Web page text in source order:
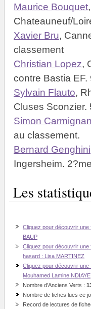
Maurice Bouquet
Chateauneuf/
Xavier Bru,
classement
Christian Lopez,
contre Bastia
Sylvain Flauto,
Cluses Sconzier.
Simon
au classement.
Bernard Genghini
Ingersheim.
Les
Cliquez pour découvrir une
BAUP
Cliquez pour découvrir une
hasard : Lisa MARTINEZ
Cliquez pour découvrir une
Mouhamed Lamine NDIAYE
Nombre d'Anciens Verts :
Nombre de fiches lues ce
Record de lectures de